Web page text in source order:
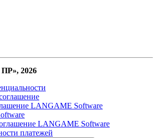
2026
LANGAME Software
LANGAME Software
платежей